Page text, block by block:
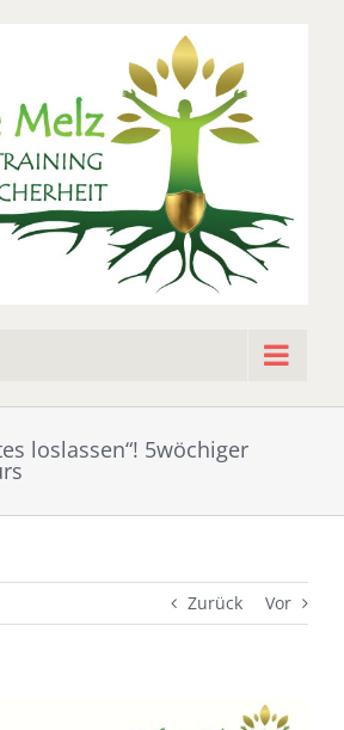
loslassen“! 5wöchiger
Zurück Vor